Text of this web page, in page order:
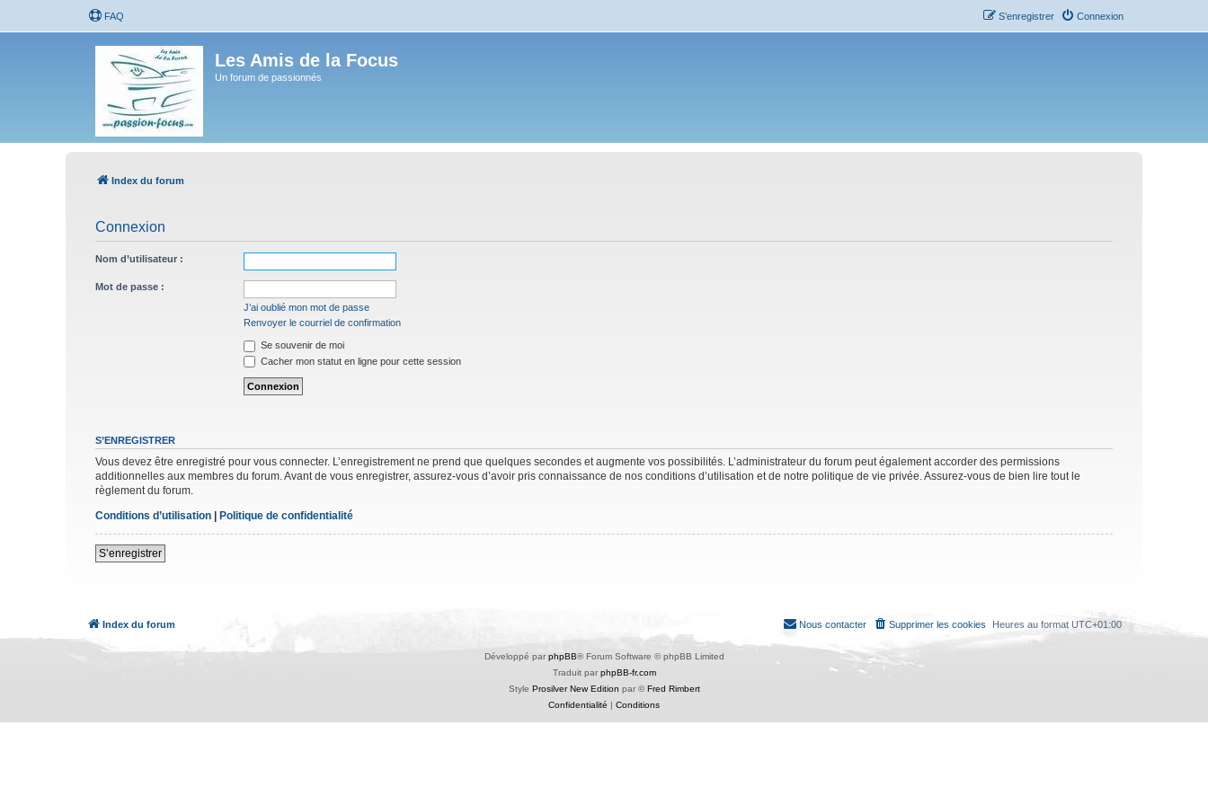
FAQ Connexion
S’enregistrer
Les Amis de la Focus
Un forum de passionnés
Index du forum
Connexion
Nom d’utilisateur :
Mot de passe :
J’ai oublié mon mot de passe
Renvoyer le courriel de confirmation
Se souvenir de moi
Cacher mon statut en ligne pour cette session
S’ENREGISTRER
Vous devez être enregistré pour vous connecter. L’enregistrement ne prend que quelques secondes et augmente vos possibilités. L’administrateur du forum peut également accorder des permissions
additionnelles aux membres du forum. Avant de vous enregistrer, assurez-vous d’avoir pris connaissance de nos conditions d’utilisation et de notre politique de vie privée. Assurez-vous de bien lire tout le
règlement du forum.
Conditions d’utilisation | Politique de confidentialité
S’enregistrer
Index du forum Heures au format UTC+01:00
Supprimer les cookies
Nous contacter
Développé par phpBB® Forum Software © phpBB Limited
Traduit par phpBB-fr.com
Style Prosilver New Edition par ©Fred Rimbert
Confidentialité | Conditions